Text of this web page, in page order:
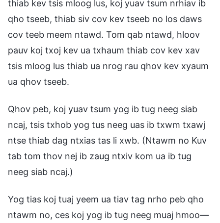
thiab kev tsis mloog lus, koj yuav tsum nrhiav ib
qho tseeb, thiab siv cov kev tseeb no los daws
cov teeb meem ntawd. Tom qab ntawd, hloov
pauv koj txoj kev ua txhaum thiab cov kev xav
tsis mloog lus thiab ua nrog rau qhov kev xyaum
ua qhov tseeb.
Qhov peb, koj yuav tsum yog ib tug neeg siab
ncaj, tsis txhob yog tus neeg uas ib txwm txawj
ntse thiab dag ntxias tas li xwb. (Ntawm no Kuv
tab tom thov nej ib zaug ntxiv kom ua ib tug
neeg siab ncaj.)
Yog tias koj tuaj yeem ua tiav tag nrho peb qho
ntawm no, ces koj yog ib tug neeg muaj hmoo—